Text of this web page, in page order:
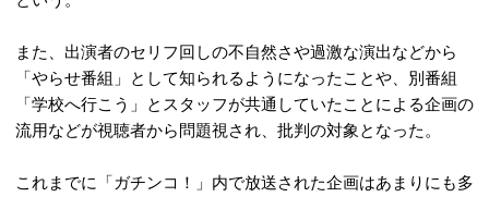
また、出演者のセリフ回しの不自然さや過激な演出などから
「やらせ番組」として知られるようになったことや、別番組
「学校へ行こう」とスタッフが共通していたことによる企画の
流用などが視聴者から問題視され、批判の対象となった。
これまでに「ガチンコ！」内で放送された企画はあまりにも多